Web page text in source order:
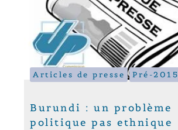
Articles de presse Pré-2015
Burundi : un problème
politique pas ethnique